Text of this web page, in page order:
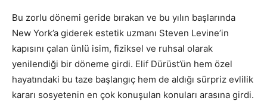
Bu zorlu dönemi geride bırakan ve bu yılın başlarında
New York’a giderek estetik uzmanı Steven Levine’in
kapısını çalan ünlü isim, fiziksel ve ruhsal olarak
yenilendiği bir döneme girdi. Elif Dürüst’ün hem özel
hayatındaki bu taze başlangıç hem de aldığı sürpriz evlilik
kararı sosyetenin en çok konuşulan konuları arasına girdi.